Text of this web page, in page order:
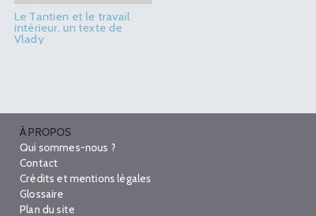
Le Tantien et le travail
intérieur, un texte de
Vlady
À PROPOS
Qui sommes-nous ?
Contact
Crédits et mentions légales
Glossaire
Plan du site